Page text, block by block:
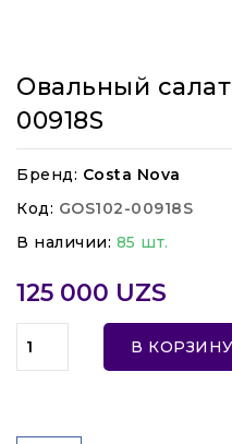
Овальный
00918S
Бренд: Costa Nova
Код: GOS102-00918S
В наличии: 85 шт.
125 000 UZS
В КОРЗИНУ